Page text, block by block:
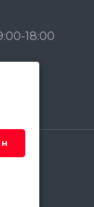
18:00